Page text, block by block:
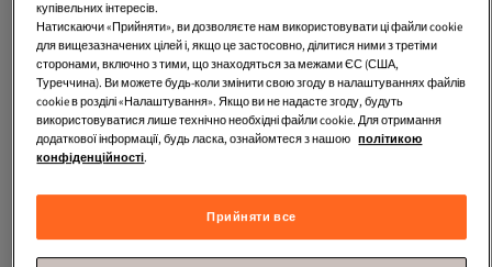
Найчастіше переглядають #7
Детальний пляжний одяг
Повністю закритий купальник з 4
частин TCTSS24CF00001
1 929,85UAH
купівельних інтересів.
Натискаючи «Прийняти», ви дозволяєте нам використовувати ці файли cookie
для вищезазначених цілей і, якщо це застосовно, ділитися ними з третіми
сторонами, включно з тими, що знаходяться за межами ЄС (США,
Туреччина). Ви можете будь-коли змінити свою згоду в налаштуваннях файлів
cookie в розділі «Налаштування». Якщо ви не надасте згоду, будуть
використовуватися лише технічно необхідні файли cookie. Для отримання
додаткової інформації, будь ласка, ознайомтеся з нашою політикою
конфіденційності.
Прийняти все